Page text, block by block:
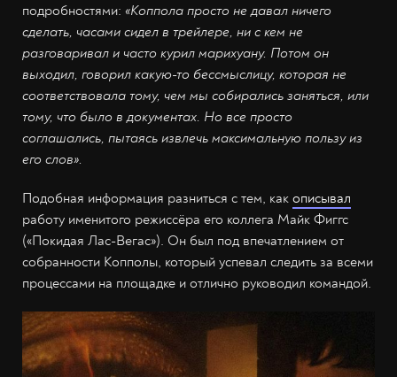
подробностями: «Коппола просто не давал ничего
сделать, часами сидел в трейлере, ни с кем не
разговаривал и часто курил марихуану. Потом он
выходил, говорил какую-то бессмыслицу, которая не
соответствовала тому, чем мы собирались заняться, или
тому, что было в документах. Но все просто
соглашались, пытаясь извлечь максимальную пользу из
его слов».
Подобная информация разниться с тем, как описывал
работу именитого режиссёра его коллега Майк Фиггс
(«Покидая Лас-Вегас»). Он был под впечатлением от
собранности Копполы, который успевал следить за всеми
процессами на площадке и отлично руководил командой.